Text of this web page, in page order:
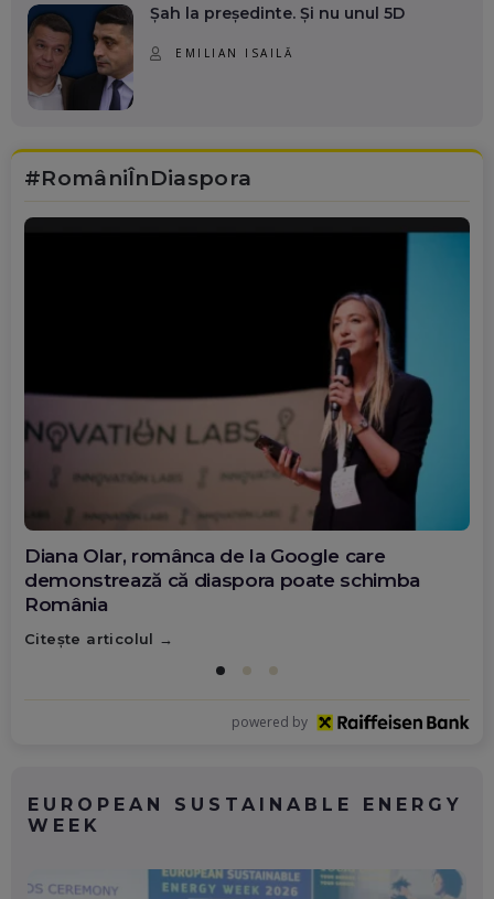
Șah la președinte. Și nu unul 5D
EMILIAN ISAILĂ
#RomâniÎnDiaspora
Diana Olar, românca de la Google care
demonstrează că diaspora poate schimba
România
Citește articolul
powered by
EUROPEAN SUSTAINABLE ENERGY
WEEK